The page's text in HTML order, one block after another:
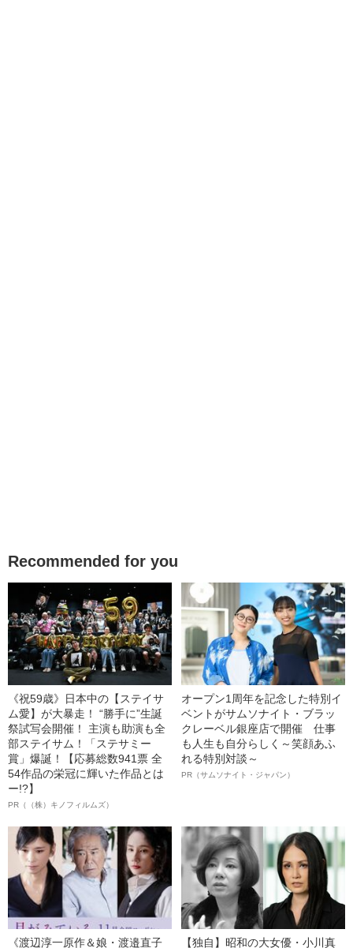
Recommended for you
《祝59歳》日本中の【ステイサ
ム愛】が大暴走！ “勝手に”生誕
祭試写会開催！ 主演も助演も全
部ステイサム！「ステサミー
賞」爆誕！【応募総数941票 全
54作品の栄冠に輝いた作品とは
ー!?】
PR（（株）キノフィルムズ）
オープン1周年を記念した特別イ
ベントがサムソナイト・ブラッ
クレーベル銀座店で開催 仕事
も人生も自分らしく～笑顔あふ
れる特別対談～
PR（サムソナイト・ジャパン）
《渡辺淳一原作＆娘・渡邉直子
【独自】昭和の大女優・小川真